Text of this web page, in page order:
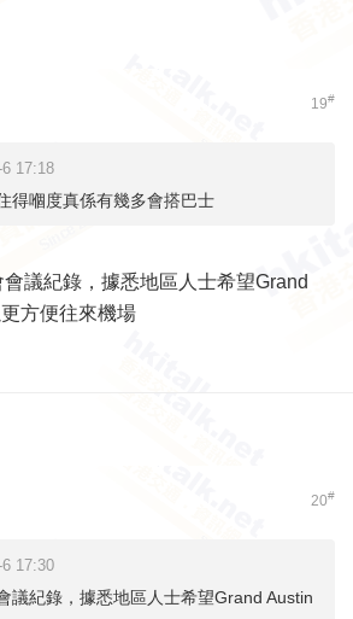
19#
17:18
得嗰度真係有幾多會搭巴士
議紀錄，據悉地區人士希望Grand
方便往來機場
20#
17:30
議紀錄，據悉地區人士希望Grand Austin